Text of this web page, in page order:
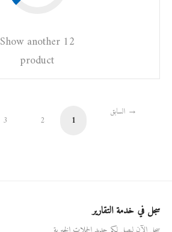
Show another 12
product
السابق
1
2
3
سجل في خدمة التقارير